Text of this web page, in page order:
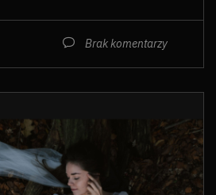
Brak komentarzy